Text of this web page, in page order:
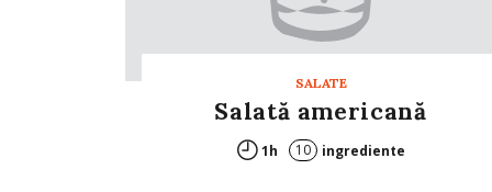
SALATE
Salată americană
1h 10 ingrediente